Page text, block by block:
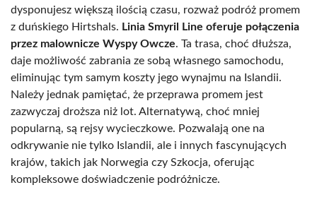
dysponujesz większą ilością czasu, rozważ podróż promem
z duńskiego Hirtshals. Linia Smyril Line oferuje połączenia
przez malownicze Wyspy Owcze. Ta trasa, choć dłuższa,
daje możliwość zabrania ze sobą własnego samochodu,
eliminując tym samym koszty jego wynajmu na Islandii.
Należy jednak pamiętać, że przeprawa promem jest
zazwyczaj droższa niż lot. Alternatywą, choć mniej
popularną, są rejsy wycieczkowe. Pozwalają one na
odkrywanie nie tylko Islandii, ale i innych fascynujących
krajów, takich jak Norwegia czy Szkocja, oferując
kompleksowe doświadczenie podróżnicze.